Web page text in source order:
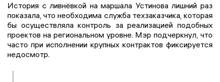
История с ливнёвкой на маршала Устинова лишний раз
показала, что необходима служба техзаказчика, которая
бы осуществляла контроль за реализацией подобных
проектов на региональном уровне. Мэр подчеркнул, что
часто при исполнении крупных контрактов фиксируется
недосмотр.